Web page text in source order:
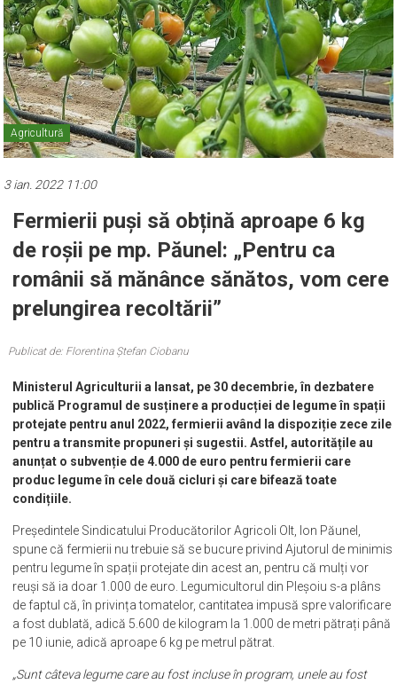
Agricultură
3 ian. 2022 11:00
Fermierii puși să obțină aproape 6 kg
de roșii pe mp. Păunel: „Pentru ca
românii să mănânce sănătos, vom cere
prelungirea recoltării”
Publicat de: Florentina Ștefan Ciobanu
Ministerul Agriculturii a lansat, pe 30 decembrie, în dezbatere
publică Programul de susținere a producției de legume în spații
protejate pentru anul 2022, fermierii având la dispoziție zece zile
pentru a transmite propuneri și sugestii. Astfel, autoritățile au
anunțat o subvenție de 4.000 de euro pentru fermierii care
produc legume în cele două cicluri și care bifează toate
condițiile.
Președintele Sindicatului Producătorilor Agricoli Olt, Ion Păunel,
spune că fermierii nu trebuie să se bucure privind Ajutorul de minimis
pentru legume în spații protejate din acest an, pentru că mulți vor
reuși să ia doar 1.000 de euro. Legumicultorul din Pleșoiu s-a plâns
de faptul că, în privința tomatelor, cantitatea impusă spre valorificare
a fost dublată, adică 5.600 de kilogram la 1.000 de metri pătrați până
pe 10 iunie, adică aproape 6 kg pe metrul pătrat.
„Sunt câteva legume care au fost incluse în program, unele au fost